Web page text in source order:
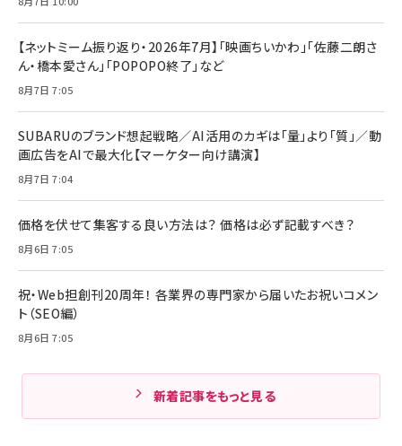
【ネットミーム振り返り・2026年7月】「映画ちいかわ」「佐藤二朗さ
ん・橋本愛さん」「POPOPO終了」など
8月7日 7:05
SUBARUのブランド想起戦略／AI活用のカギは「量」より「質」／動
画広告をAIで最大化【マーケター向け講演】
8月7日 7:04
価格を伏せて集客する良い方法は？ 価格は必ず記載すべき？
8月6日 7:05
祝・Web担創刊20周年！ 各業界の専門家から届いたお祝いコメン
ト（SEO編）
8月6日 7:05
新着記事をもっと見る